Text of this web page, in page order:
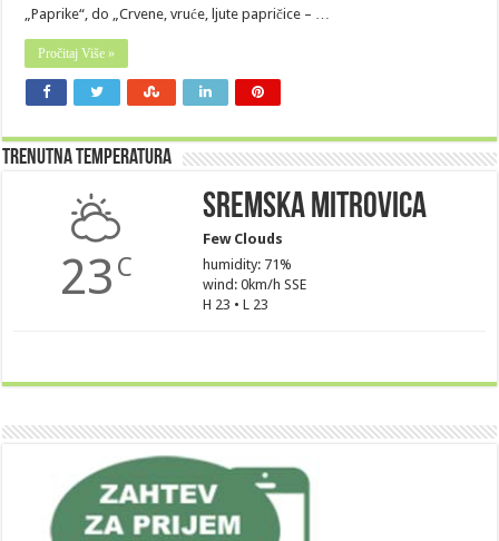
„Paprike“, do „Crvene, vruće, ljute papričice – …
Pročitaj Više »
Trenutna Temperatura
23 C
Sremska Mitrovica
Few Clouds
humidity: 71%
wind: 0km/h SSE
H 23 • L 23